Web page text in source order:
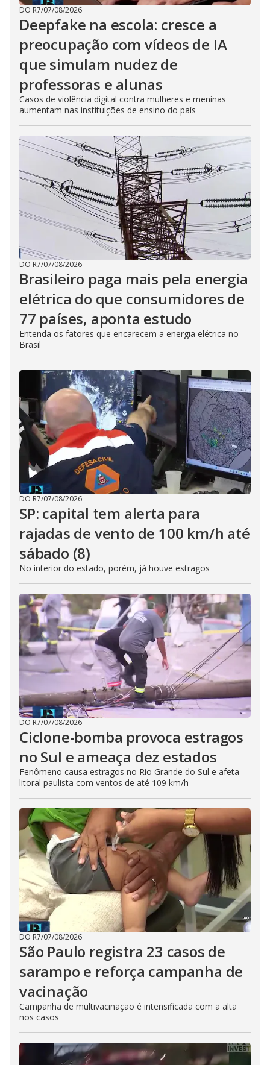
DO R7/07/08/2026
Deepfake na escola: cresce a
preocupação com vídeos de IA
que simulam nudez de
professoras e alunas
Casos de violência digital contra mulheres e meninas
aumentam nas instituições de ensino do país
DO R7/07/08/2026
Brasileiro paga mais pela energia
elétrica do que consumidores de
77 países, aponta estudo
Entenda os fatores que encarecem a energia elétrica no
Brasil
DO R7/07/08/2026
SP: capital tem alerta para
rajadas de vento de 100 km/h até
sábado (8)
No interior do estado, porém, já houve estragos
DO R7/07/08/2026
Ciclone-bomba provoca estragos
no Sul e ameaça dez estados
Fenômeno causa estragos no Rio Grande do Sul e afeta
litoral paulista com ventos de até 109 km/h
DO R7/07/08/2026
São Paulo registra 23 casos de
sarampo e reforça campanha de
vacinação
Campanha de multivacinação é intensificada com a alta
nos casos